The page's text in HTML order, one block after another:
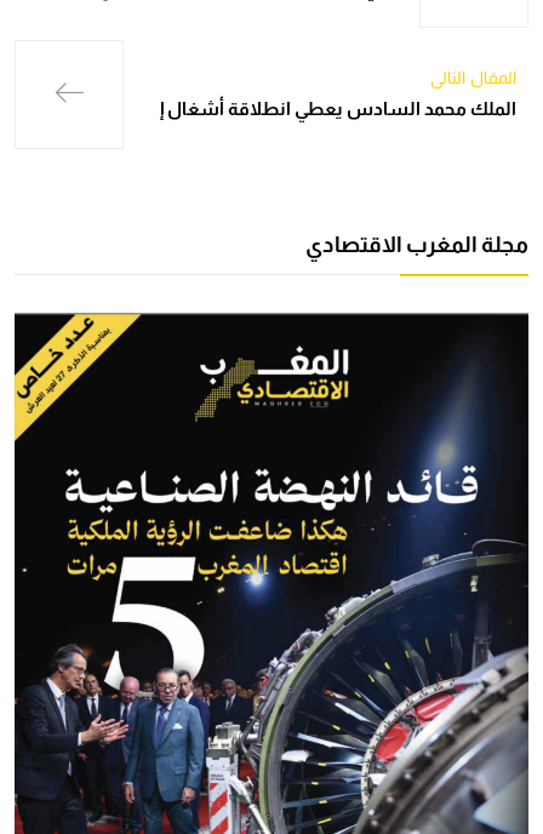
المقال التالي
الملك محمد السادس يعطي انطلاقة أشغال إ
مجلة المغرب الاقتصادي